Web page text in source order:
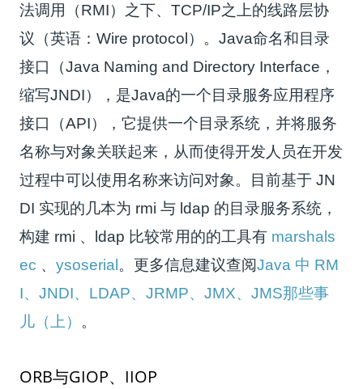
法调用（RMI）之下、TCP/IP之上的线路层协
议（英语：Wire protocol）。Java命名和目录
接口（Java Naming and Directory Interface，
缩写JNDI），是Java的一个目录服务应用程序
接口（API），它提供一个目录系统，并将服务
名称与对象关联起来，从而使得开发人员在开发
过程中可以使用名称来访问对象。目前基于 JN
DI 实现的几本为 rmi 与 ldap 的目录服务系统，
构建 rmi 、ldap 比较常用的的工具有 marshals
ec 、ysoserial。更多信息建议查阅Java 中 RM
I、JNDI、LDAP、JRMP、JMX、JMS那些事
儿（上） 。
ORB与GIOP、IIOP